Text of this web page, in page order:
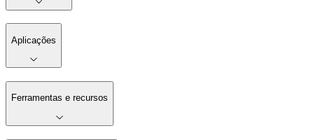
Aplicações
Ferramentas e recursos